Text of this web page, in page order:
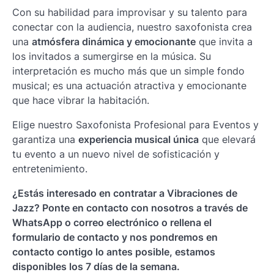
Con su habilidad para improvisar y su talento para
conectar con la audiencia, nuestro saxofonista crea
una atmósfera dinámica y emocionante que invita a
los invitados a sumergirse en la música. Su
interpretación es mucho más que un simple fondo
musical; es una actuación atractiva y emocionante
que hace vibrar la habitación.
Elige nuestro Saxofonista Profesional para Eventos y
garantiza una experiencia musical única que elevará
tu evento a un nuevo nivel de sofisticación y
entretenimiento.
¿Estás interesado en contratar a Vibraciones de
Jazz? Ponte en contacto con nosotros a través de
WhatsApp o correo electrónico o rellena el
formulario de contacto y nos pondremos en
contacto contigo lo antes posible, estamos
disponibles los 7 días de la semana.